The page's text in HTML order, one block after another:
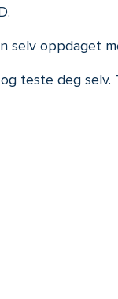
selv oppdaget
teste deg